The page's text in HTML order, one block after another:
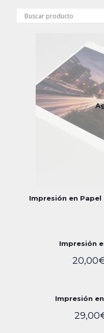
Impresión en
Impresión
20,00
Impresión
29,00